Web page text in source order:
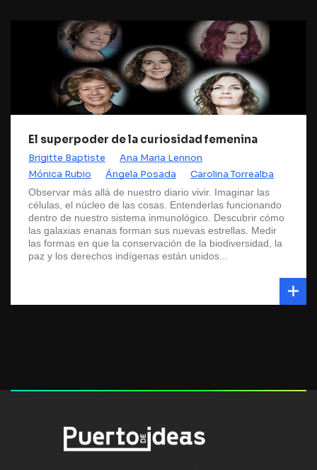
El superpoder de la curiosidad femenina
Brigitte Baptiste
Ana Maria Lennon
Mónica Rubio
Ángela Posada Carolina Torrealba
Observar más allá de nuestro diario vivir. Imaginar las
células, el núcleo de las cosas. Entenderlas funcionando
dentro de nuestro sistema inmunológico. Descubrir cómo
las galaxias enanas forman sus nuevas estrellas. Medir
las formas en que la conservación de la biodiversidad, la
paz y los derechos indígenas están unidos...